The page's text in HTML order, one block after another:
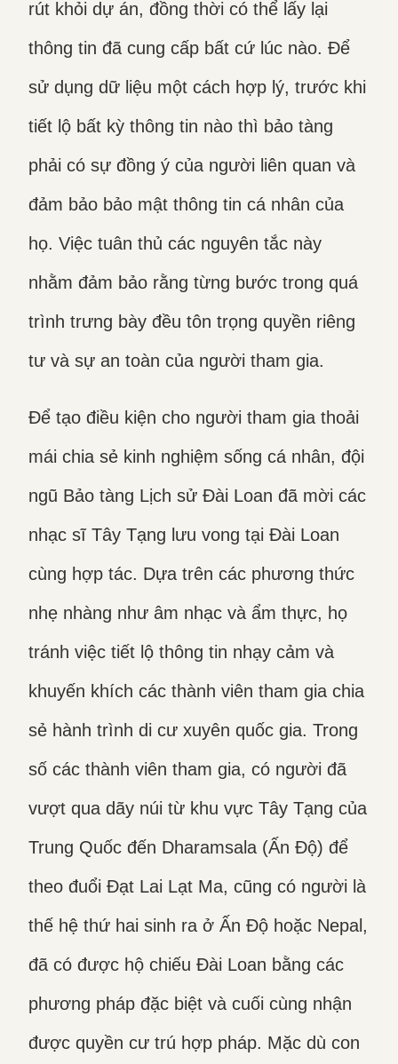
rút khỏi dự án, đồng thời có thể lấy lại
thông tin đã cung cấp bất cứ lúc nào. Để
sử dụng dữ liệu một cách hợp lý, trước khi
tiết lộ bất kỳ thông tin nào thì bảo tàng
phải có sự đồng ý của người liên quan và
đảm bảo bảo mật thông tin cá nhân của
họ. Việc tuân thủ các nguyên tắc này
nhằm đảm bảo rằng từng bước trong quá
trình trưng bày đều tôn trọng quyền riêng
tư và sự an toàn của người tham gia.
Để tạo điều kiện cho người tham gia thoải
mái chia sẻ kinh nghiệm sống cá nhân, đội
ngũ Bảo tàng Lịch sử Đài Loan đã mời các
nhạc sĩ Tây Tạng lưu vong tại Đài Loan
cùng hợp tác. Dựa trên các phương thức
nhẹ nhàng như âm nhạc và ẩm thực, họ
tránh việc tiết lộ thông tin nhạy cảm và
khuyến khích các thành viên tham gia chia
sẻ hành trình di cư xuyên quốc gia. Trong
số các thành viên tham gia, có người đã
vượt qua dãy núi từ khu vực Tây Tạng của
Trung Quốc đến Dharamsala (Ấn Độ) để
theo đuổi Đạt Lai Lạt Ma, cũng có người là
thế hệ thứ hai sinh ra ở Ấn Độ hoặc Nepal,
đã có được hộ chiếu Đài Loan bằng các
phương pháp đặc biệt và cuối cùng nhận
được quyền cư trú hợp pháp. Mặc dù con